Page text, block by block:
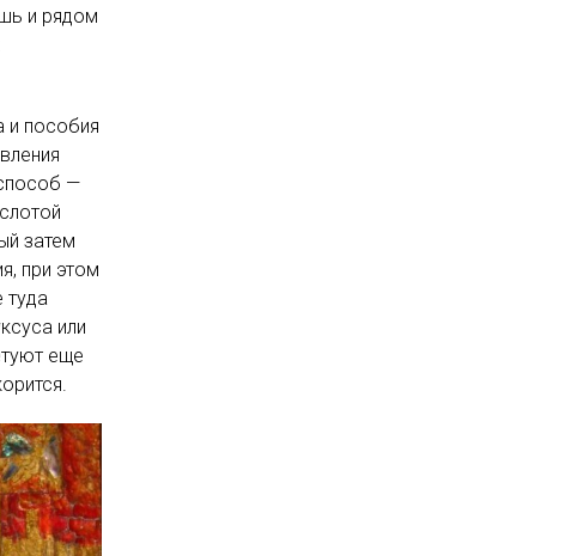
и рядом
и пособия
—
затем
при этом
туда
или
еще